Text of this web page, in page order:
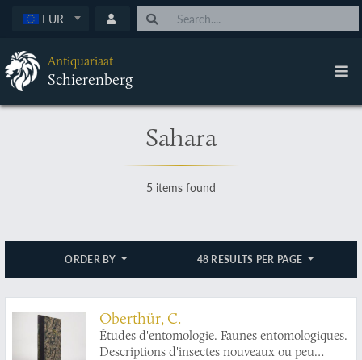
EUR
Antiquariaat
Schierenberg
Sahara
5 items found
ORDER BY 48 RESULTS PER PAGE
Oberthür, C.
Études d'entomologie. Faunes entomologiques.
Descriptions d'insectes nouveaux ou peu